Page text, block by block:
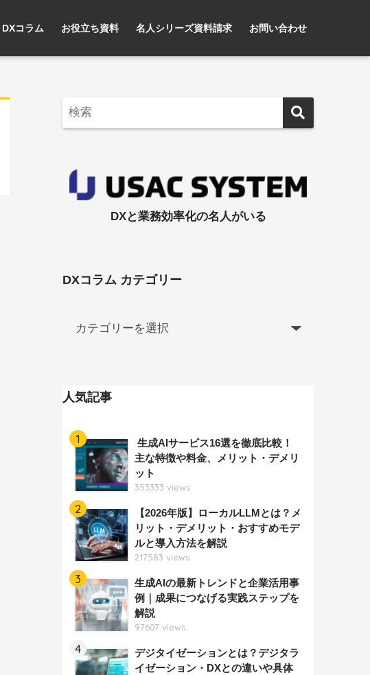
DXコラム お役立ち資料 名人シリーズ資料請求 お問い合わせ
DXと業務効率化の名人がいる
DXコラム カテゴリー
人気記事
1
生成AIサービス16選を徹底比較！
主な特徴や料金、メリット・デメリ
ット
353333 views
2
【2026年版】ローカルLLMとは？メ
リット・デメリット・おすすめモデ
ルと導入方法を解説
217583 views
3
生成AIの最新トレンドと企業活用事
例｜成果につなげる実践ステップを
解説
97607 views
4
デジタイゼーションとは？デジタラ
イゼーション・DXとの違いや具体